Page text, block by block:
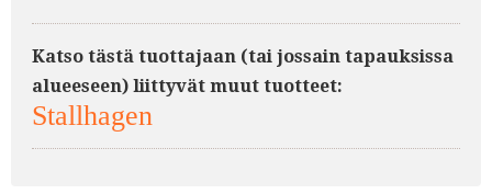
Katso tästä tuottajaan (tai jossain tapauksissa
alueeseen) liittyvät muut tuotteet:
Stallhagen